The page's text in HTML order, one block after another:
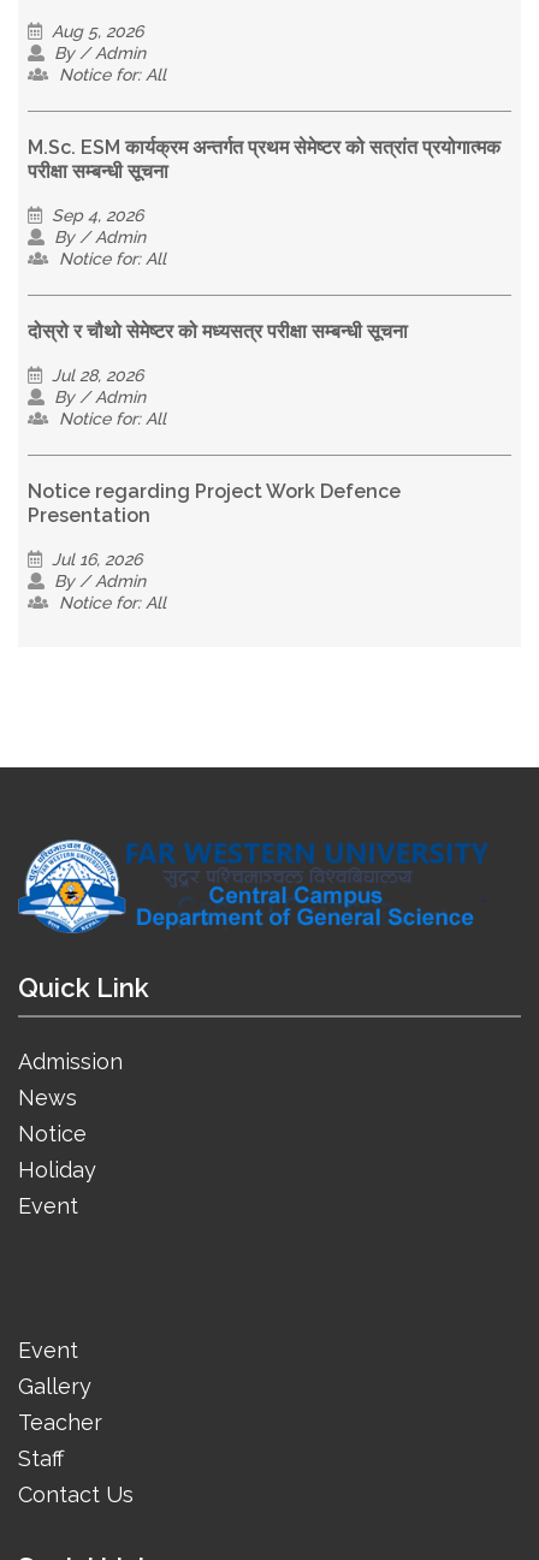
Aug 5, 2026
By / Admin
Notice for: All
M.Sc. ESM कार्यक्रम अन्तर्गत प्रथम सेमेष्टर को सत्रांत प्रयोगात्मक
परीक्षा सम्बन्धी सूचना
Sep 4, 2026
By / Admin
Notice for: All
दोस्रो र चौथो सेमेष्टर को मध्यसत्र परीक्षा सम्बन्धी सूचना
Jul 28, 2026
By / Admin
Notice for: All
Notice regarding Project Work Defence
Presentation
Jul 16, 2026
By / Admin
Notice for: All
Quick Link
Admission
News
Notice
Holiday
Event
Event
Gallery
Teacher
Staff
Contact Us